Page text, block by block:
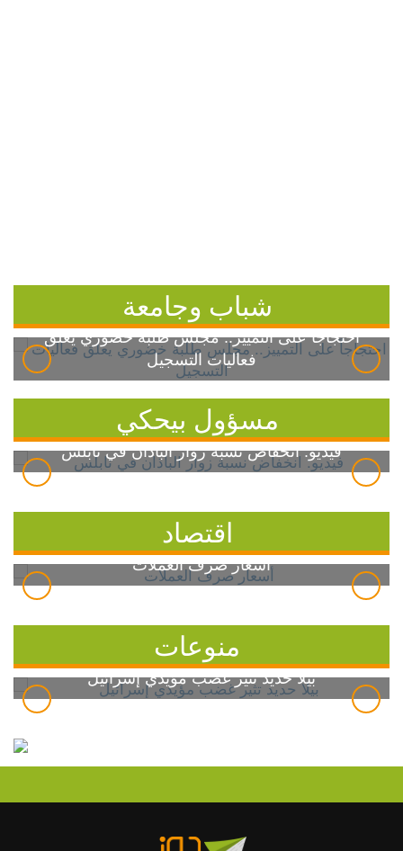
شباب وجامعة
احتجاجاً على التمييز.. مجلس طلبة خضوري يعلق
فعاليات التسجيل
مسؤول بيحكي
فيديو: انخفاض نسبة زوار الباذان في نابلس
اقتصاد
أسعار صرف العملات
منوعات
بيلا حديد تثير غضب مؤيدي إسرائيل